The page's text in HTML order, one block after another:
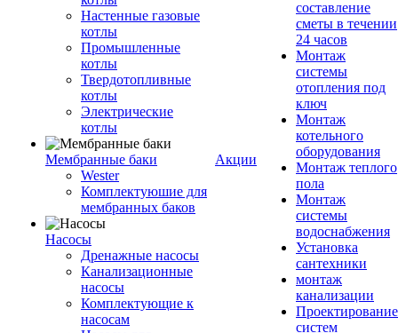
Настенные газовые
котлы
Промышленные
котлы
Твердотопливные
котлы
Электрические
котлы
Мембранные баки
Wester
Комплектуюшие для
мембранных баков
Насосы
Дренажные насосы
Канализационные
насосы
Комплектующие к
насосам
Акции
составление
сметы в течении
24 часов
Монтаж
системы
отопления под
ключ
Монтаж
котельного
оборудования
Монтаж теплого
пола
Монтаж
системы
водоснабжения
Установка
сантехники
монтаж
канализации
Проектирование
систем